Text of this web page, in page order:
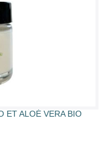
ET ALOÉ VERA BIO